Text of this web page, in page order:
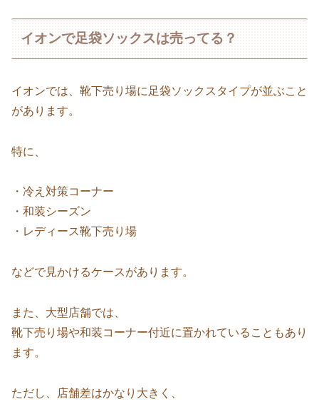
イオンで足袋ソックスは売ってる？
イオンでは、靴下売り場に足袋ソックスタイプが並ぶこと
があります。
特に、
・冷え対策コーナー
・和装シーズン
・レディース靴下売り場
などで見かけるケースがあります。
また、大型店舗では、
靴下売り場や和装コーナー付近に置かれていることもあり
ます。
ただし、店舗差はかなり大きく、